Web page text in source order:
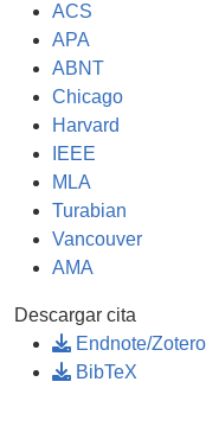
ACS
APA
ABNT
Chicago
Harvard
IEEE
MLA
Turabian
Vancouver
AMA
Descargar cita
Endnote/
BibTeX